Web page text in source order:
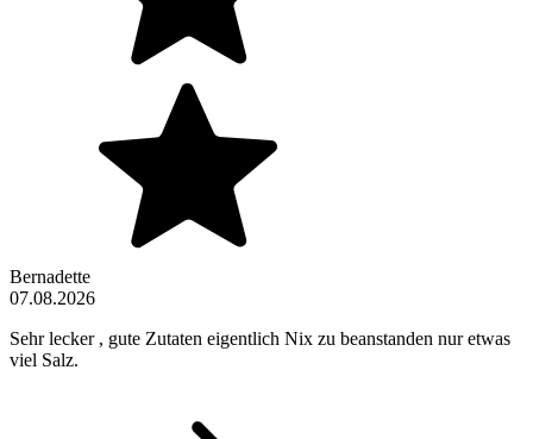
Bernadette
07.08.2026
Sehr lecker , gute Zutaten eigentlich Nix zu beanstanden nur etwas
viel Salz.